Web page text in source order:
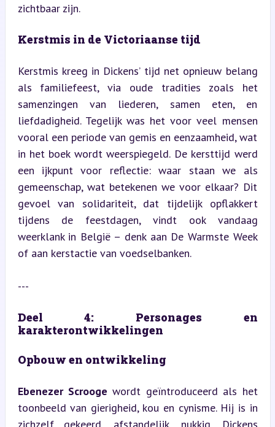
zichtbaar zijn.
Kerstmis in de Victoriaanse tijd
Kerstmis kreeg in Dickens’ tijd net opnieuw belang
als familiefeest, via oude tradities zoals het
samenzingen van liederen, samen eten, en
liefdadigheid. Tegelijk was het voor veel mensen
vooral een periode van gemis en eenzaamheid, wat
in het boek wordt weerspiegeld. De kersttijd werd
een ijkpunt voor reflectie: waar staan we als
gemeenschap, wat betekenen we voor elkaar? Dit
gevoel van solidariteit, dat tijdelijk opflakkert
tijdens de feestdagen, vindt ook vandaag
weerklank in België – denk aan De Warmste Week
of aan kerstactie van voedselbanken.
---
Deel 4: Personages en
karakterontwikkelingen
Opbouw en ontwikkeling
Ebenezer Scrooge wordt geïntroduceerd als het
toonbeeld van gierigheid, kou en cynisme. Hij is in